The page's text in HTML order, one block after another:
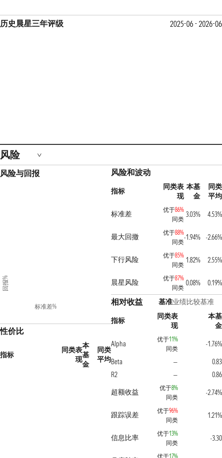
历史晨星三年评级 2025-06 - 2026-06
风险
风险与回报
标准差%
回报%
性价比
指标
同类表
现
本
基
金
同类
平均
风险和波动
指标
同类表
现
本基
金
同类
平均
标准差
优于86%
同类
3.03% 4.53%
最大回撤 优于88%
同类
-1.94% -2.66%
下行风险 优于85%
同类
1.82% 2.55%
晨星风险 优于87%
同类
0.08% 0.19%
相对收益 基准业绩比较基准
指标
同类表
现
本基
金
Alpha
优于11%
同类
-1.76%
Beta
—
0.83
R2
—
0.86
超额收益
优于8%
同类
-2.74%
跟踪误差 优于96%
同类
1.21%
信息比率 优于13%
同类
-3.30
优于17%